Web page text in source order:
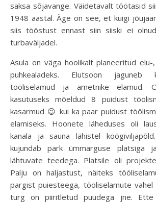
saksa sõjavange. Väidetavalt töötasid
1948 aastal. Äge on see, et kuigi
siis tööstust ennast siin siiski ei
turbaväljadel.
Asula on väga hoolikalt planeeritud
puhkealadeks. Elutsoon jaguneb
tööliselamud ja ametnike elamud.
kasutuseks mõeldud 8 puidust
kasarmud 😉 kui ka paar puidust
elamiseks. Hoonete läheduses oli
kanala ja sauna lähistel
kujundab park ümmarguse platsiga
lähtuvate teedega. Platsile oli
Palju on haljastust, näiteks
pargist puiesteega, tööliselamute vahel
turg on piiritletud puudega jne.